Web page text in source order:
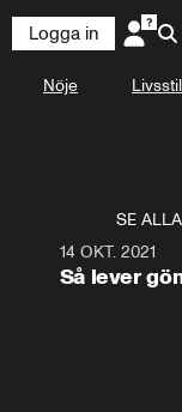
Logga in
Nöje Livsstil
SE ALLA
14 OKT. 2021
Så lever